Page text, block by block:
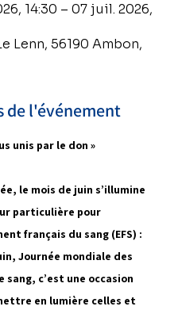
14:30 – 07 juil. 2026,
Lenn, 56190 Ambon,
de l'événement
unis par le don »
le mois de juin s’illumine
particulière pour
français du sang (EFS) :
Journée mondiale des
sang, c’est une occasion
en lumière celles et